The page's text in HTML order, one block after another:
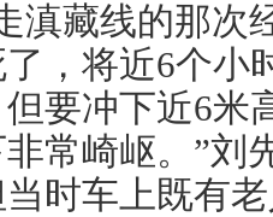
滇藏线的那次
，将近6个小
要冲下近6米
常崎岖。”刘
时车上既有